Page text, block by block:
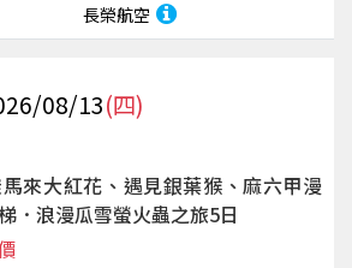
長榮航空
08/13(四)
馬來大紅花、遇見銀葉猴、麻六甲漫
．浪漫瓜雪螢火蟲之旅5日